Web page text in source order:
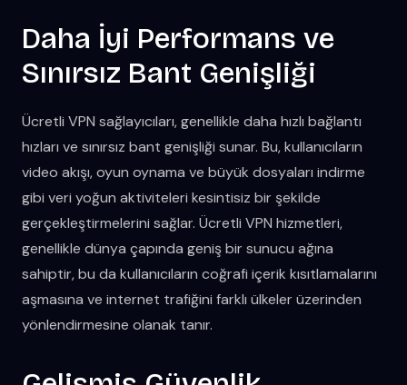
Daha İyi Performans ve
Sınırsız Bant Genişliği
Ücretli VPN sağlayıcıları, genellikle daha hızlı bağlantı
hızları ve sınırsız bant genişliği sunar. Bu, kullanıcıların
video akışı, oyun oynama ve büyük dosyaları indirme
gibi veri yoğun aktiviteleri kesintisiz bir şekilde
gerçekleştirmelerini sağlar. Ücretli VPN hizmetleri,
genellikle dünya çapında geniş bir sunucu ağına
sahiptir, bu da kullanıcıların coğrafi içerik kısıtlamalarını
aşmasına ve internet trafiğini farklı ülkeler üzerinden
yönlendirmesine olanak tanır.